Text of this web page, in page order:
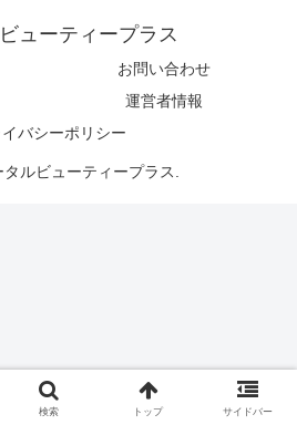
ューティープラス
お問い合わせ
運営者情報
バシーポリシー
ルビューティープラス.
検索 トップ サイドバー